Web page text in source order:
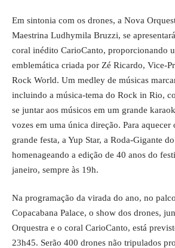
Em sintonia com os drones, a Nova
Maestrina Ludhymila Bruzzi, se
coral inédito CarioCanto, proporcionando
emblemática criada por Zé Ricardo, Vice-
Rock World. Um medley de músicas
incluindo a música-tema do Rock in Rio,
se juntar aos músicos em um grande
vozes em uma única direção. Para aquecer
grande festa, a Yup Star, a Roda-Gigante
homenageando a edição de 40 anos do
janeiro, sempre às 19h.
Na programação da virada do ano, no
Copacabana Palace, o show dos drones,
Orquestra e o coral CarioCanto, está
23h45. Serão 400 drones não tripulados